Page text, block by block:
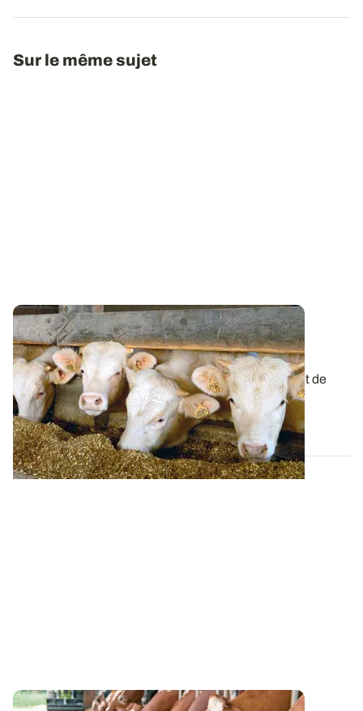
Sur le même sujet
Alimentation animale - Connaître la valeur
énergétique du maïs fourrage
La composition chimique d’un maïs fourrage permet de
calculer sa valeur alimentaire ; sa...
18 OCT. 2018